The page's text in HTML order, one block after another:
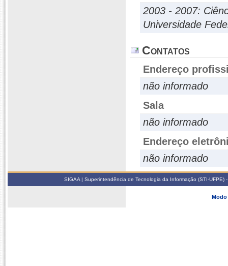
2003 - 2007:
Universidade
Contatos
Endereço
não informado
Sala
não informado
Endereço
não informado
SIGAA | Superintendência de Tecnologia da Informação (STI-
Modo